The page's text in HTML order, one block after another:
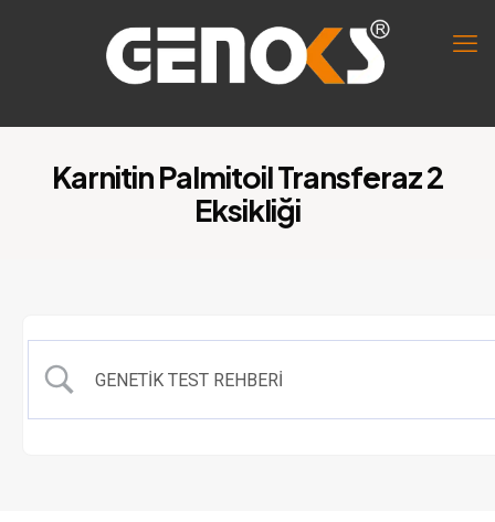
Karnitin Palmitoil Transferaz 2
Eksikliği